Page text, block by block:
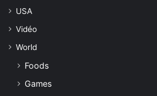
USA
Vidéo
World
Foods
Games